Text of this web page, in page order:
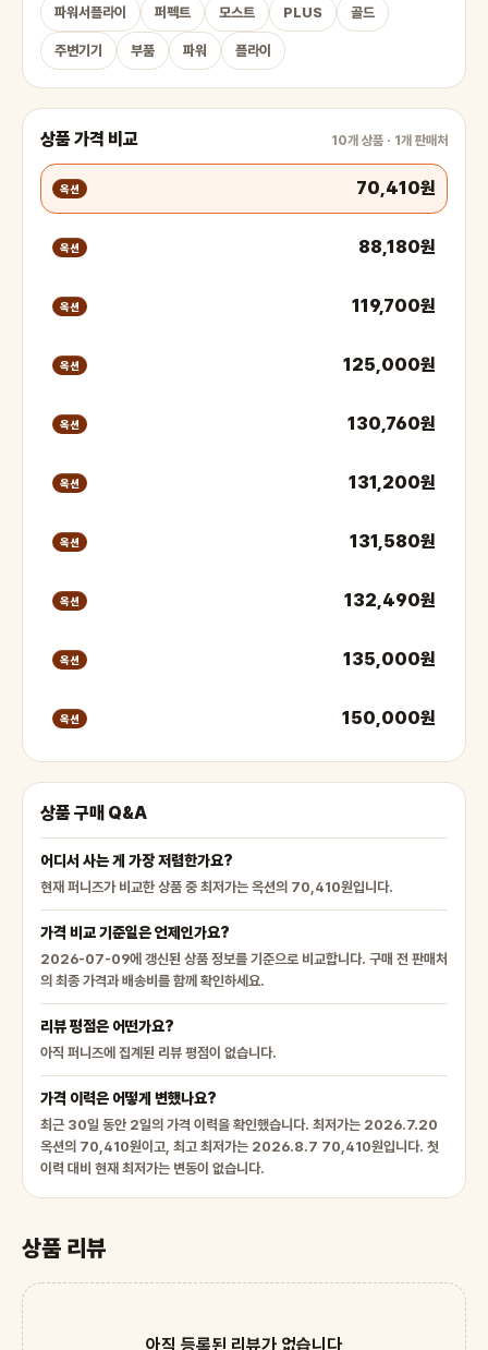
파워서플라이 퍼펙트 모스트 PLUS 골드
주변기기 부품 파워 플라이
상품 가격 비교 10개 상품 · 1개 판매처
옥션 70,410원
옥션 88,180원
옥션 119,700원
옥션 125,000원
옥션 130,760원
옥션 131,200원
옥션 131,580원
옥션 132,490원
옥션 135,000원
옥션 150,000원
상품 구매 Q&A
어디서 사는 게 가장 저렴한가요?
현재 퍼니즈가 비교한 상품 중 최저가는 옥션의 70,410원입니다.
가격 비교 기준일은 언제인가요?
2026-07-09에 갱신된 상품 정보를 기준으로 비교합니다. 구매 전 판매처
의 최종 가격과 배송비를 함께 확인하세요.
리뷰 평점은 어떤가요?
아직 퍼니즈에 집계된 리뷰 평점이 없습니다.
가격 이력은 어떻게 변했나요?
최근 30일 동안 2일의 가격 이력을 확인했습니다. 최저가는 2026.7.20
옥션의 70,410원이고, 최고 최저가는 2026.8.7 70,410원입니다. 첫
이력 대비 현재 최저가는 변동이 없습니다.
상품 리뷰
아직 등록된 리뷰가 없습니다